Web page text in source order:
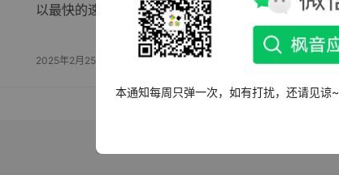
以最快的速度完成完美的…
2025年2月25日
本通知每周只弹一次，如有打扰，还请见谅~